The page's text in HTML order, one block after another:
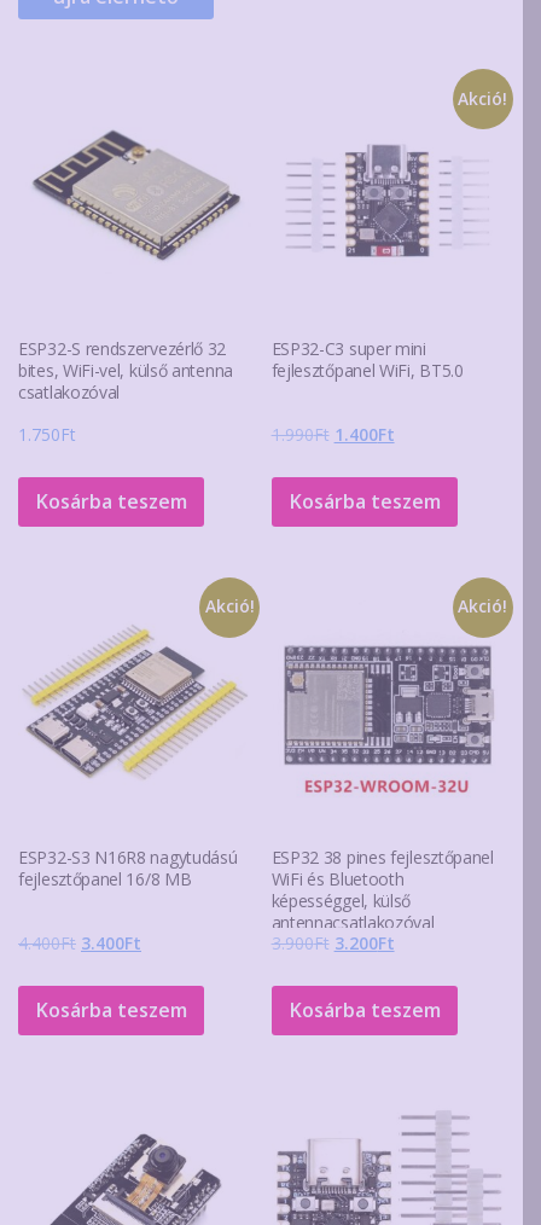
ESP32-S rendszervezérlő 32
bites, WiFi-vel, külső antenna
csatlakozóval
1.750Ft
Kosárba teszem
Akció!
ESP32-C3 super mini
fejlesztőpanel WiFi, BT5.0
1.990Ft Original
was:
1.990Ft.
1.400FtCurrent
is:
1.400Ft.
Kosárba teszem
Akció!
ESP32-S3 N16R8 nagytudású
fejlesztőpanel 16/8 MB
4.400Ft Original
was:
4.400Ft.
3.400Ft
is:
3.400Ft.
Kosárba teszem
Akció!
ESP32 38 pines fejlesztőpanel
WiFi és Bluetooth
képességgel, külső
antennacsatlakozóval
3.900Ft Original
was:
3.900Ft.
3.200FtCurrent
is:
3.200Ft.
Kosárba teszem